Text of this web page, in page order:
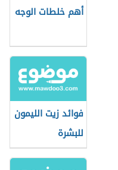
أهم خلطات الوجه
فوائد زيت الليمون
للبشرة